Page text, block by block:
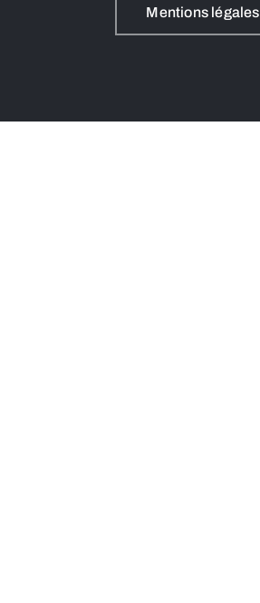
Mentions légales